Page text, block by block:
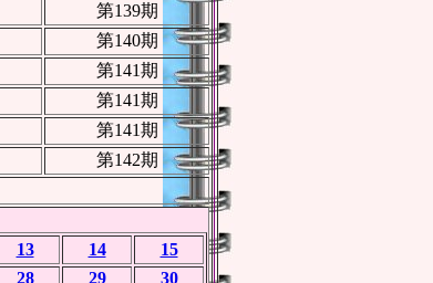
第139期
第140期
第141期
第141期
第141期
第142期
13 14
15
28 29
30